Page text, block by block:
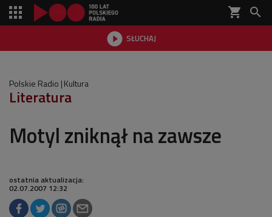
shopping_cart 
 SŁUCHAJ

Polskie Radio Kultura
Literatura
Motyl zniknął na zawsze
ostatnia aktualizacja:
02.07.2007 12:32